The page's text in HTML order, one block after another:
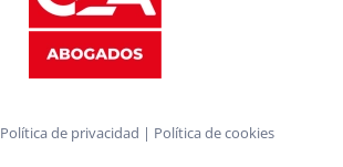
Política de privacidad | Política de cookies